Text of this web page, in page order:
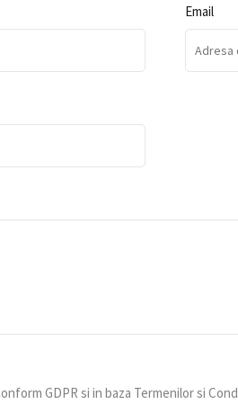
Email
GDPR si in baza Termenilor si